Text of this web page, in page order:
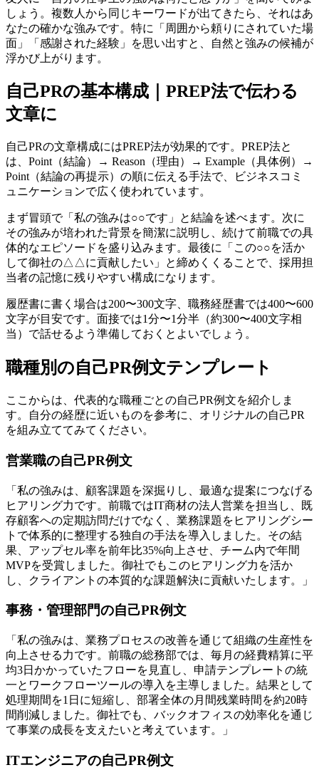
しょう。複数人から同じキーワードが出てきたら、それはあ
なたの確かな強みです。特に「周囲から頼りにされていた場
面」「感謝された経験」を思い出すと、自然と強みの候補が
浮かび上がります。
自己PRの基本構成｜PREP法で伝わる
文章に
自己PRの文章構成にはPREP法が効果的です。PREP法と
は、Point（結論）→ Reason（理由）→ Example（具体例）→
Point（結論の再提示）の順に伝える手法で、ビジネスコミ
ュニケーションで広く使われています。
まず冒頭で「私の強みは○○です」と結論を述べます。次に
その強みが培われた背景を簡潔に説明し、続けて前職での具
体的なエピソードを盛り込みます。最後に「この○○を活か
して御社の△△に貢献したい」と締めくくることで、採用担
当者の記憶に残りやすい構成になります。
履歴書に書く場合は200〜300文字、職務経歴書では400〜600
文字が目安です。面接では1分〜1分半（約300〜400文字相
当）で話せるよう準備しておくとよいでしょう。
職種別の自己PR例文テンプレート
ここからは、代表的な職種ごとの自己PR例文を紹介しま
す。自分の経歴に近いものを参考に、オリジナルの自己PR
を組み立ててみてください。
営業職の自己PR例文
「私の強みは、顧客課題を深掘りし、最適な提案につなげる
ヒアリング力です。前職ではIT商材の法人営業を担当し、既
存顧客への定期訪問だけでなく、業務課題をヒアリングシー
トで体系的に整理する独自の手法を導入しました。その結
果、アップセル率を前年比35%向上させ、チーム内で年間
MVPを受賞しました。御社でもこのヒアリング力を活か
し、クライアントの本質的な課題解決に貢献いたします。」
事務・管理部門の自己PR例文
「私の強みは、業務プロセスの改善を通じて組織の生産性を
向上させる力です。前職の総務部では、毎月の経費精算に平
均3日かかっていたフローを見直し、申請テンプレートの統
一とワークフローツールの導入を主導しました。結果として
処理期間を1日に短縮し、部署全体の月間残業時間を約20時
間削減しました。御社でも、バックオフィスの効率化を通じ
て事業の成長を支えたいと考えています。」
ITエンジニアの自己PR例文